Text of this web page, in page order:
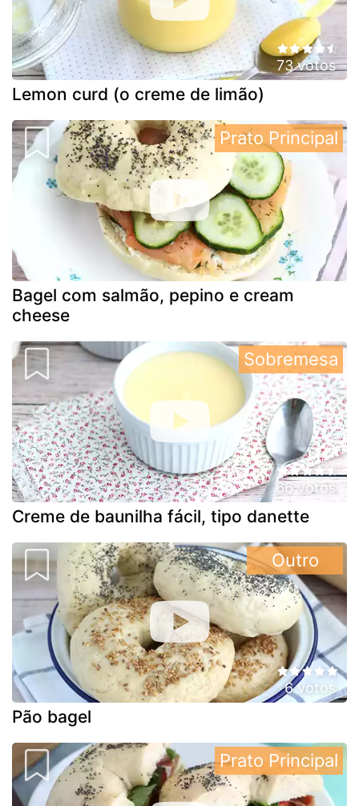
73 votos
Lemon curd (o creme de limão)
Bagel com salmão, pepino e cream
cheese
Prato Principal
66 votos
Creme de baunilha fácil, tipo danette
Sobremesa
6 votos
Pão bagel
Outro
Prato Principal